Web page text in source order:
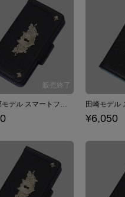
蒲生次郎モデル スマートフォンケース iPhone6/6s/7/8対応 ジョーカー・ゲーム
¥6,050